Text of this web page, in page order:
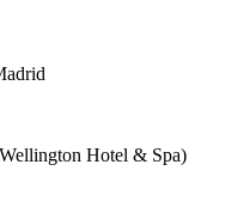
Hotel & Spa)